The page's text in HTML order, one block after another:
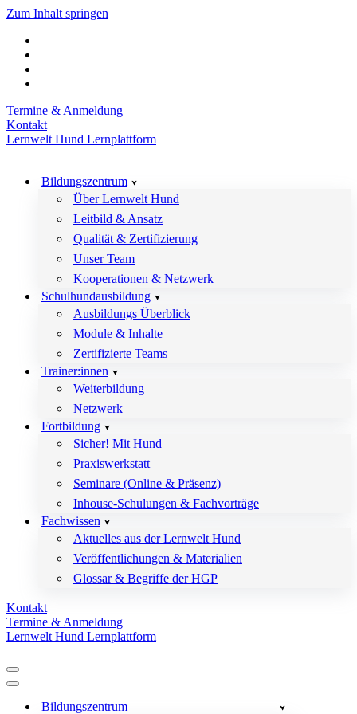
Zum Inhalt springen
Termine & Anmeldung
Kontakt
Lernwelt Hund Lernplattform
Bildungszentrum
Über Lernwelt Hund
Leitbild & Ansatz
Qualität & Zertifizierung
Unser Team
Kooperationen & Netzwerk
Schulhundausbildung
Ausbildungs Überblick
Module & Inhalte
Zertifizierte Teams
Trainer:innen
Weiterbildung
Netzwerk
Fortbildung
Sicher! Mit Hund
Praxiswerkstatt
Seminare (Online & Präsenz)
Inhouse-Schulungen & Fachvorträge
Fachwissen
Aktuelles aus der Lernwelt Hund
Veröffentlichungen & Materialien
Glossar & Begriffe der HGP
Kontakt
Termine & Anmeldung
Lernwelt Hund Lernplattform
Navigationsmenü
Navigationsmenü
Bildungszentrum